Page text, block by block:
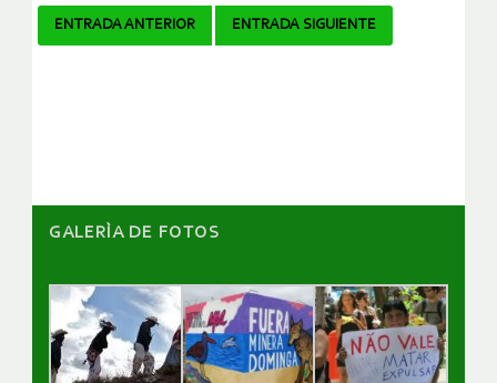
Navegador
ENTRADA ANTERIOR ENTRADA SIGUIENTE
GALERÌA DE FOTOS